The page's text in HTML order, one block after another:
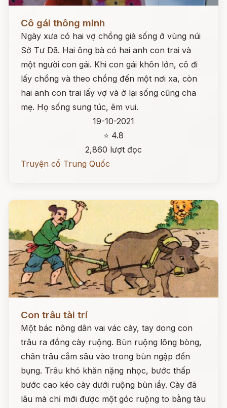
Cô gái thông minh
Ngày xưa có hai vợ chồng già sống ở vùng núi
Sở Tư Dã. Hai ông bà có hai anh con trai và
một người con gái. Khi con gái khôn lớn, cô đi
lấy chồng và theo chồng đến một nơi xa, còn
hai anh con trai lấy vợ và ở lại sống cũng cha
mẹ. Họ sống sung túc, êm vui.
19-10-2021
⭐ 4.8
2,860 lượt đọc
Truyện cổ Trung Quốc
Con trâu tài trí
Một bác nông dân vai vác cày, tay dong con
trâu ra đồng cày ruộng. Bùn ruộng lõng bòng,
chân trâu cắm sâu vào trong bùn ngập đến
bụng. Trâu khó khăn nặng nhọc, bước thấp
bước cao kéo cày dưới ruộng bùn iầy. Cày đã
lâu mà chỉ mới được một góc ruộng to bằng tàu